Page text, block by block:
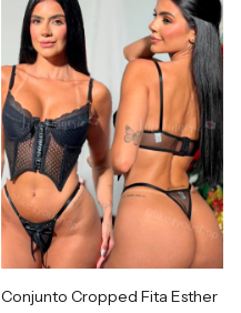
Conjunto Cropped Fita Esther